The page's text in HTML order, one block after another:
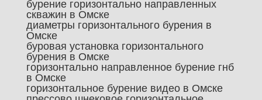
бурение горизонтально направленных
скважин в Омске
диаметры горизонтального бурения в
Омске
буровая установка горизонтального
бурения в Омске
горизонтально направленное бурение гнб
в Омске
горизонтальное бурение видео в Омске